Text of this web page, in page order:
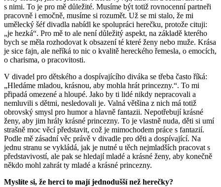
s nimi. To je pro mě důležité. Musíme být totiž rovnocenní partneři
pracovně i emočně, musíme si rozumět. Už se mi stalo, že mi
umělecký šéf divadla nabídl ke spolupráci herečku, protože cituji:
„je hezká“. Pro mě to ale není důležitý aspekt, na základě kterého
bych se měla rozhodovat k obsazení té které ženy nebo muže. Krása
je sice fajn, ale neříká to nic o kvalitě hereckého řemesla, o emocích,
o charisma, o pracovitosti.
V divadel pro dětského a dospívajícího diváka se třeba často říká:
„Hledáme mladou, krásnou, aby mohla hrát princezny.“. To mi
připadá omezené a hloupé. Jako by ti lidé nikdy nepracovali a
nemluvili s dětmi, nesledovali je. Valná většina z nich má totiž
obrovský smysl pro humor a hlavně fantazii. Nepotřebují krásné
ženy, aby jim hrály krásné princezny. To je vlastně nuda, děti si umí
strašně moc věcí představit, což je mimochodem práce s fantazií.
Podle mě zásadní věc právě v divadle pro děti a dospívající. Na
jednu stranu se vykládá, jak je nutné u těch nejmladších pracovat s
představivostí, ale pak se hledají mladé a krásné ženy, aby konečně
někdo mohl zahrát ty mladé a krásné princezny.
Myslíte si, že herci to mají jednodušší než herečky?